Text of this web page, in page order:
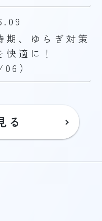
期、ゆらぎ対策
快適に！
）
る